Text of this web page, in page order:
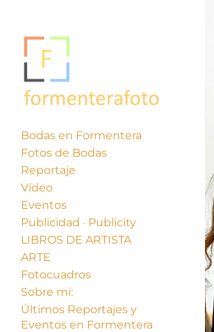
Bodas en Formentera
Fotos de Bodas
Reportaje
Vídeo
Eventos
Publicidad · Publicity
LIBROS DE ARTISTA
ARTE
Fotocuadros
Sobre mi:
Últimos Reportajes y
Eventos en Formentera